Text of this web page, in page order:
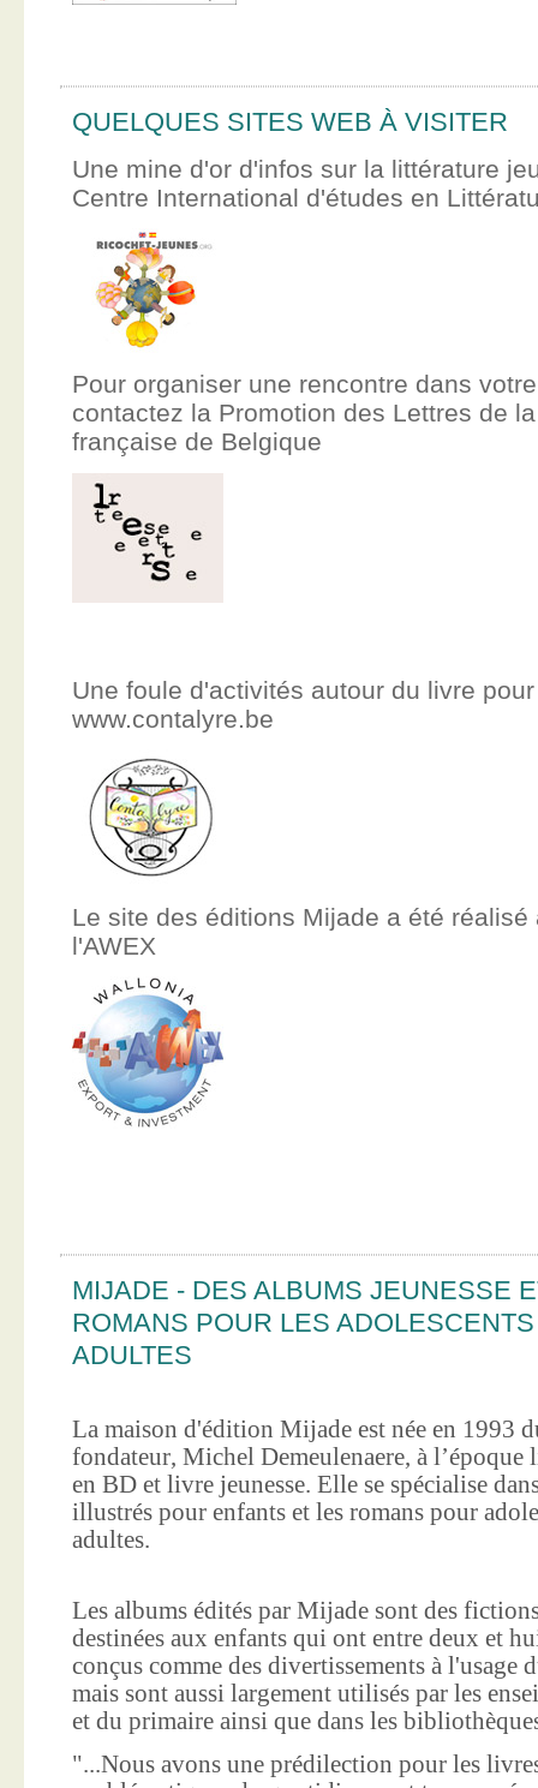
QUELQUES SITES WEB À VISITER
Une mine d'or d'infos sur la littérature
Centre International d'études en
Pour organiser une rencontre dans
contactez la Promotion des Lettres de
française de Belgique
Une foule d'activités autour du livre
www.contalyre.be
Le site des éditions Mijade a été réalisé
l'AWEX
MIJADE - DES ALBUMS JEUNESSE
ROMANS POUR LES
ADULTES
La maison d'édition Mijade est née en 1993
fondateur, Michel Demeulenaere, à l’époque
en BD et livre jeunesse. Elle se spécialise
illustrés pour enfants et les romans pour
adultes.
Les albums édités par Mijade sont des
destinées aux enfants qui ont entre deux et
conçus comme des divertissements à
mais sont aussi largement utilisés par les
et du primaire ainsi que dans les
"...Nous avons une prédilection pour les